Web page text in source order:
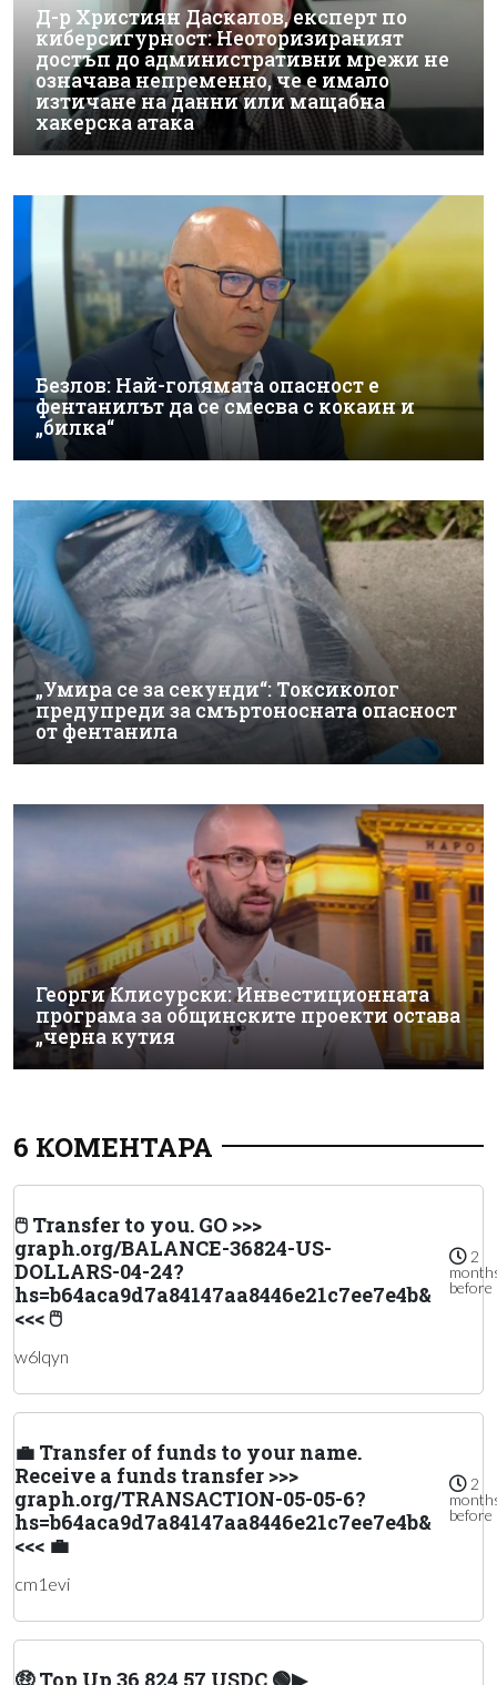
Д-р Християн Даскалов, експерт по
киберсигурност: Неоторизираният
достъп до административни мрежи не
означава непременно, че е имало
изтичане на данни или мащабна
хакерска атака
Безлов: Най-голямата опасност е
фентанилът да се смесва с кокаин и
„билка“
„Умира се за секунди“: Токсиколог
предупреди за смъртоносната опасност
от фентанила
Георги Клисурски: Инвестиционната
програма за общинските проекти остава
„черна кутия
6 КОМЕНТАРА
🖱 Transfer to you. GO >>>
graph.org/BALANCE-36824-US-
DOLLARS-04-24?
hs=b64aca9d7a84147aa8446e21c7ee7e4b&
<<< 🖱
2
before
w6lqyn
💼 Transfer of funds to your name.
Receive a funds transfer >>>
graph.org/TRANSACTION-05-05-6?
hs=b64aca9d7a84147aa8446e21c7ee7e4b&
<<< 💼
2
before
cm1evi
🤑 Top Up 36,824.57 USDC 🟢▶